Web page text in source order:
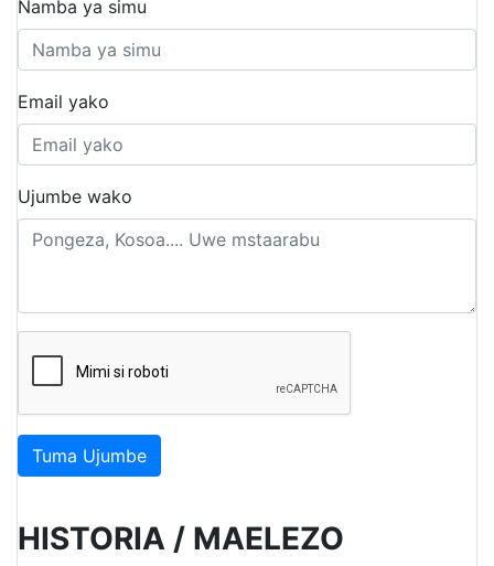
Namba ya simu
Email yako
Ujumbe wako
Tuma Ujumbe
HISTORIA / MAELEZO